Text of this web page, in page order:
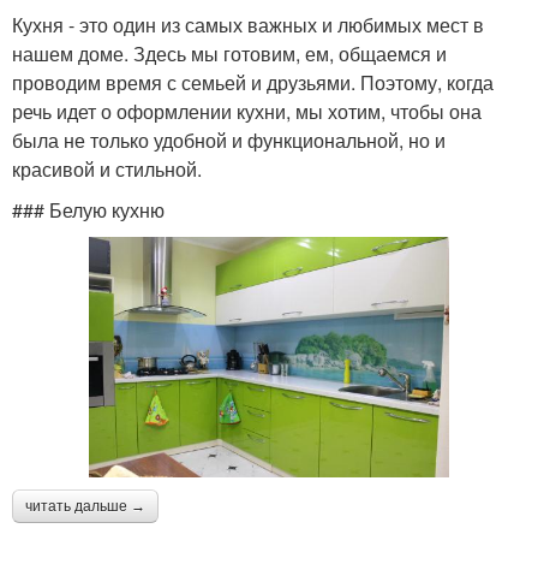
Кухня - это один из самых важных и любимых мест в
нашем доме. Здесь мы готовим, ем, общаемся и
проводим время с семьей и друзьями. Поэтому, когда
речь идет о оформлении кухни, мы хотим, чтобы она
была не только удобной и функциональной, но и
красивой и стильной.
### Белую кухню
читать дальше →